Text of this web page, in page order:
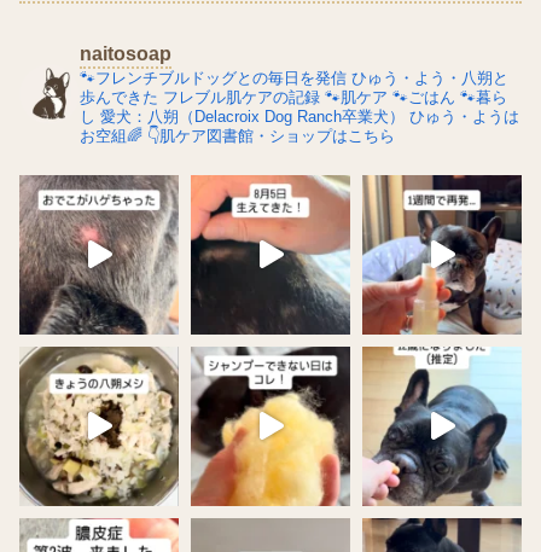
naitosoap
🐾フレンチブルドッグとの毎日を発信 ひゅう・よう・八朔と
歩んできた フレブル肌ケアの記録 🐾肌ケア 🐾ごはん 🐾暮ら
し 愛犬：八朔（Delacroix Dog Ranch卒業犬）
ひゅう・ようは
お空組🌈 👇肌ケア図書館・ショップはこちら